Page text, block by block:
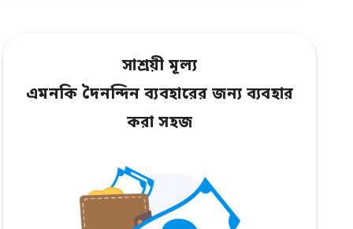
সাশ্রয়ী মূল্য
এমনকি দৈনন্দিন ব্যবহারের জন্য ব্যবহার
করা সহজ